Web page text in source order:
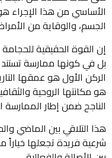
الأساسي من هذا الإجراء
الجسم، والوقاية من
إن القوة الحقيقية
بل في كونها ممارسة تستند
الركن الأول هو عمقها
هو مكانتها الروحية
الناجح ضمن إطار الممارسة
هذا التلاقي بين الماضي
شرعية فريدة تجعلها